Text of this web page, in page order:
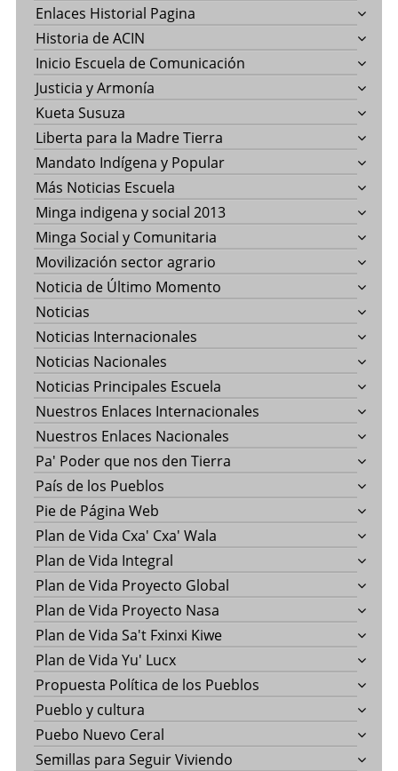
Enlaces Historial Pagina
Historia de ACIN
Inicio Escuela de Comunicación
Justicia y Armonía
Kueta Susuza
Liberta para la Madre Tierra
Mandato Indígena y Popular
Más Noticias Escuela
Minga indigena y social 2013
Minga Social y Comunitaria
Movilización sector agrario
Noticia de Último Momento
Noticias
Noticias Internacionales
Noticias Nacionales
Noticias Principales Escuela
Nuestros Enlaces Internacionales
Nuestros Enlaces Nacionales
Pa' Poder que nos den Tierra
País de los Pueblos
Pie de Página Web
Plan de Vida Cxa' Cxa' Wala
Plan de Vida Integral
Plan de Vida Proyecto Global
Plan de Vida Proyecto Nasa
Plan de Vida Sa't Fxinxi Kiwe
Plan de Vida Yu' Lucx
Propuesta Política de los Pueblos
Pueblo y cultura
Puebo Nuevo Ceral
Semillas para Seguir Viviendo